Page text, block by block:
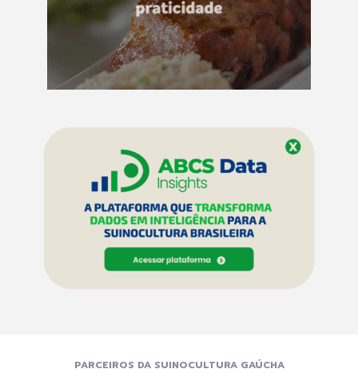
PARCEIROS DA SUINOCULTURA GAÚCHA